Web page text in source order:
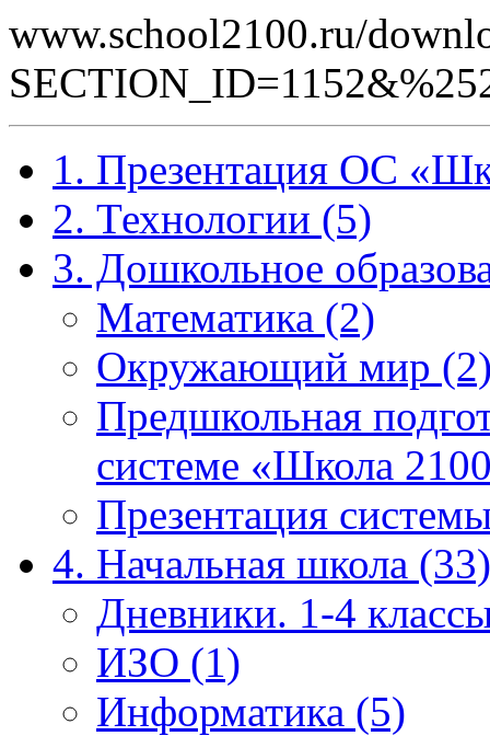
www.school2100.ru/
1. Презентация ОС
2. Технологии (5)
3. Дошкольное
Математика (2)
Окружающий мир
Предшкольная
системе «Школа
Презентация
4. Начальная школа (33)
Дневники. 1-4
ИЗО (1)
Информатика (5)